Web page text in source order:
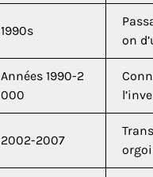
1990s
on
Années 1990-2
000
2002-2007